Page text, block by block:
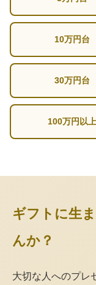
10万円台
30万円台
100万円以上
ギフトに生
んか？
大切な人へのプレ